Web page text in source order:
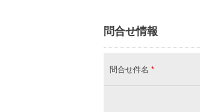
問合せ情報
問合せ件名 *